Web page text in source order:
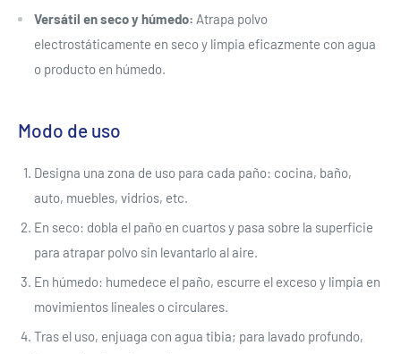
Versátil en seco y húmedo: Atrapa polvo
electrostáticamente en seco y limpia eficazmente con agua
o producto en húmedo.
Modo de uso
Designa una zona de uso para cada paño: cocina, baño,
auto, muebles, vidrios, etc.
En seco: dobla el paño en cuartos y pasa sobre la superficie
para atrapar polvo sin levantarlo al aire.
En húmedo: humedece el paño, escurre el exceso y limpia en
movimientos lineales o circulares.
Tras el uso, enjuaga con agua tibia; para lavado profundo,